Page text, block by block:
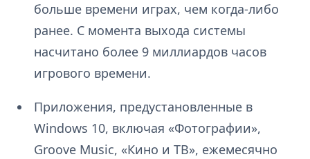
больше времени играх, чем когда-либо
ранее. С момента выхода системы
насчитано более 9 миллиардов часов
игрового времени.
Приложения, предустановленные в
Windows 10, включая «Фотографии»,
Groove Music, «Кино и ТВ», ежемесячно